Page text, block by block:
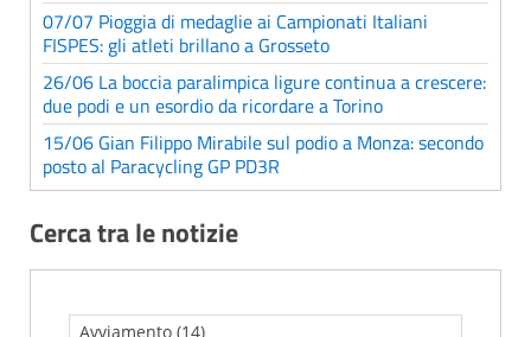
07/07 Pioggia di medaglie ai Campionati Italiani
FISPES: gli atleti brillano a Grosseto
26/06 La boccia paralimpica ligure continua a crescere:
due podi e un esordio da ricordare a Torino
15/06 Gian Filippo Mirabile sul podio a Monza: secondo
posto al Paracycling GP PD3R
Cerca tra le notizie